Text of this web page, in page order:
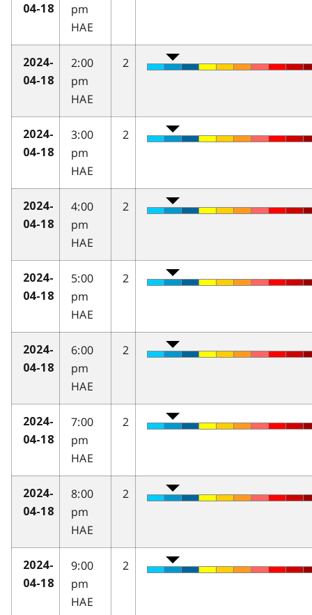
04-18
pm
HAE
2024-
04-18
2:00
pm
HAE
2
2024-
04-18
3:00
pm
HAE
2
2024-
04-18
4:00
pm
HAE
2
2024-
04-18
5:00
pm
HAE
2
2024-
04-18
6:00
pm
HAE
2
2024-
04-18
7:00
pm
HAE
2
2024-
04-18
8:00
pm
HAE
2
2024-
04-18
9:00
pm
HAE
2